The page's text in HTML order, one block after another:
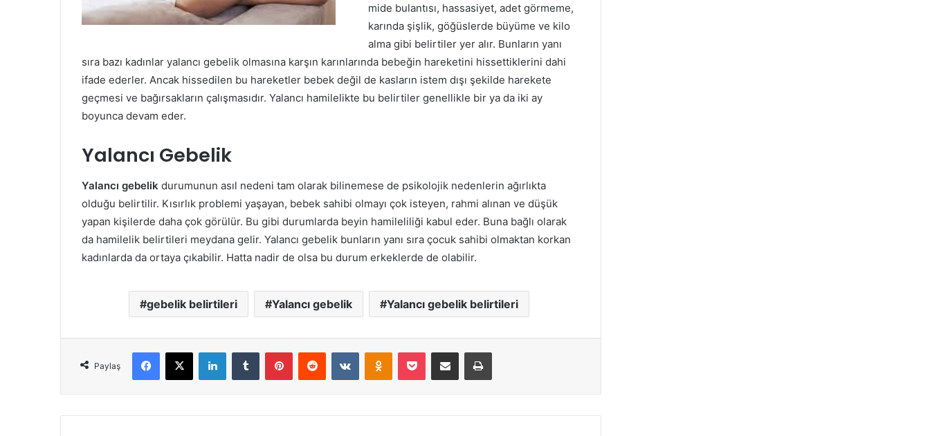
mide bulantısı, hassasiyet, adet görmeme,
karında şişlik, göğüslerde büyüme ve kilo
alma gibi belirtiler yer alır. Bunların yanı
sıra bazı kadınlar yalancı gebelik olmasına karşın karınlarında bebeğin hareketini hissettiklerini dahi
ifade ederler. Ancak hissedilen bu hareketler bebek değil de kasların istem dışı şekilde harekete
geçmesi ve bağırsakların çalışmasıdır. Yalancı hamilelikte bu belirtiler genellikle bir ya da iki ay
boyunca devam eder.
Yalancı Gebelik
Yalancı gebelik durumunun asıl nedeni tam olarak bilinemese de psikolojik nedenlerin ağırlıkta
olduğu belirtilir. Kısırlık problemi yaşayan, bebek sahibi olmayı çok isteyen, rahmi alınan ve düşük
yapan kişilerde daha çok görülür. Bu gibi durumlarda beyin hamileliliği kabul eder. Buna bağlı olarak
da hamilelik belirtileri meydana gelir. Yalancı gebelik bunların yanı sıra çocuk sahibi olmaktan korkan
kadınlarda da ortaya çıkabilir. Hatta nadir de olsa bu durum erkeklerde de olabilir.
gebelik belirtileri Yalancı gebelik Yalancı gebelik belirtileri
Paylaş
Facebook
X LinkedInTumblr PinterestReddit VKontakteOdnoklassniki
Pocket E-Posta ile paylaş Yazdır